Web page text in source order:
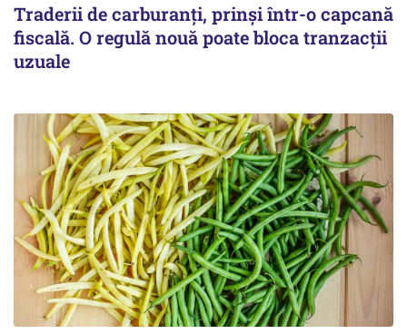
Traderii de carburanți, prinși într-o capcană
fiscală. O regulă nouă poate bloca tranzacții
uzuale